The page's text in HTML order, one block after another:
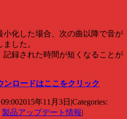
小化した場合、次の曲以降で音が
した。
記録された時間が短くなることが
ンロードはここをクリック
2015年11月3日 |Categories:
製品アップデート情報|